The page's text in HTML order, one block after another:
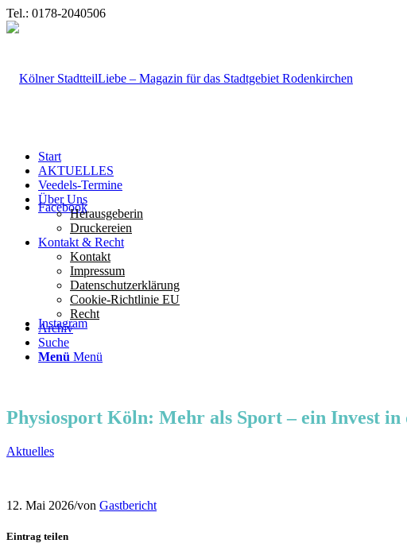
Tel.: 0178-2040506
Facebook
Instagram
Start
AKTUELLES
Veedels-Termine
Über Uns
Herausgeberin
Druckereien
Kontakt & Recht
Kontakt
Impressum
Datenschutzerklärung
Cookie-Richtlinie EU
Recht
Archiv
Suche
Menü Menü
Physiosport Köln: Mehr als Sport – ein Invest
Aktuelles
12. Mai 2026/von Gastbericht
Eintrag teilen